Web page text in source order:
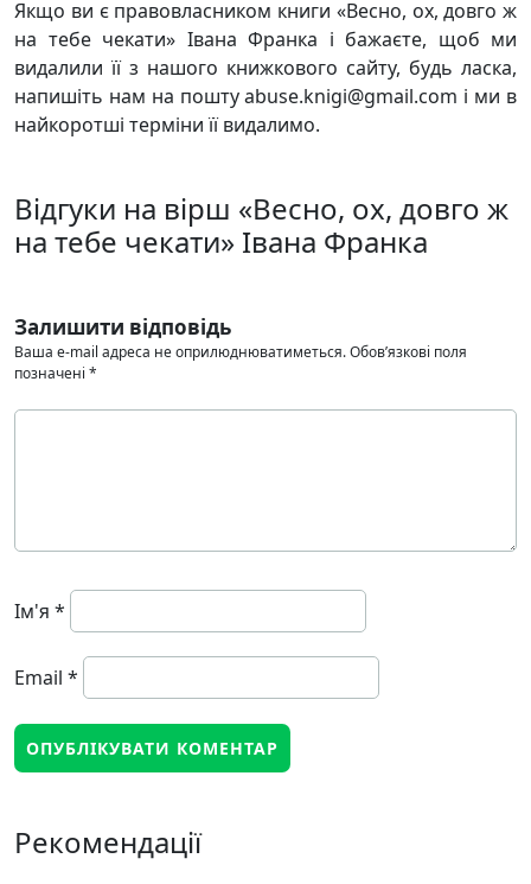
Якщо ви є правовласником книги «Весно, ох, довго ж
на тебе чекати» Івана Франка і бажаєте, щоб ми
видалили її з нашого книжкового сайту, будь ласка,
напишіть нам на пошту abuse.knigi@gmail.com і ми в
найкоротші терміни її видалимо.
Відгуки на вірш «Весно, ох, довго ж
на тебе чекати» Івана Франка
Залишити відповідь
Ваша e-mail адреса не оприлюднюватиметься.Обов’язкові поля
позначені *
Ім'я *
Email *
Рекомендації